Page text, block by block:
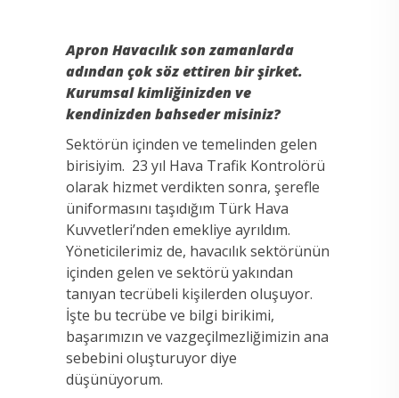
Apron Havacılık son zamanlarda
adından çok söz ettiren bir şirket.
Kurumsal kimliğinizden ve
kendinizden bahseder misiniz?
Sektörün içinden ve temelinden gelen
birisiyim. 23 yıl Hava Trafik Kontrolörü
olarak hizmet verdikten sonra, şerefle
üniformasını taşıdığım Türk Hava
Kuvvetleri’nden emekliye ayrıldım.
Yöneticilerimiz de, havacılık sektörünün
içinden gelen ve sektörü yakından
tanıyan tecrübeli kişilerden oluşuyor.
İşte bu tecrübe ve bilgi birikimi,
başarımızın ve vazgeçilmezliğimizin ana
sebebini oluşturuyor diye
düşünüyorum.